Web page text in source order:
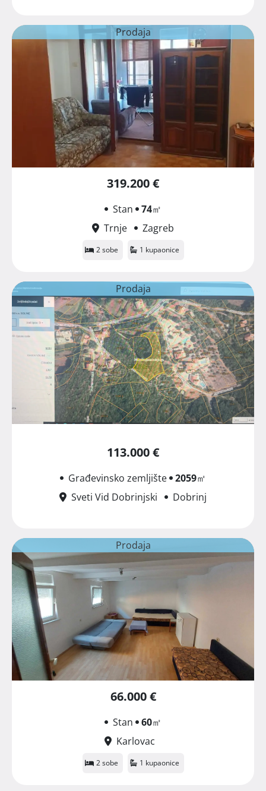
Prodaja
319.200 €
Stan 74㎡
Trnje
Zagreb
2 sobe 1 kupaonice
Prodaja
113.000 €
Građevinsko zemljište 2059㎡
Sveti Vid Dobrinjski
Dobrinj
Prodaja
66.000 €
Stan 60㎡
Karlovac
2 sobe 1 kupaonice